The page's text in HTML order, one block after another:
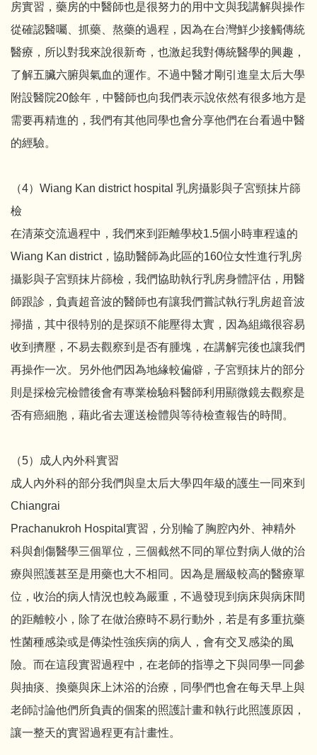
房實習，藥房的中醫師也是很努力的用中文與我講解與操作
從確認醫囑、抓藥、熬藥的過程，因為在台灣鮮少接觸傳統
醫療，所以對我來說很新奇，也激起我對傳統醫學的興趣，
了解五臟六腑與氣血的運作。不過中醫才剛引進皇太后大學
附設醫院20餘年，中醫師也向我們表示說依然有很多地方是
需要再精進的，我們有其他同學也會分享他們在台看過中醫
的經驗。
（4）Wiang Kan district hospital 乳房攝影與子宮頸抹片篩
檢
在清萊交流過程中，我們來到距離學校1.5個小時車程遠的
Wiang Kan district，協助醫師為此區的160位女性進行乳房
攝影與子宮頸抹片篩檢，我們協助執行乳房身體評估，用醫
師跟診，負責超音波的醫師也有讓我們嘗試執行乳房超音波
掃描，其中很特別的是探頭不能壓得太實，因為組織很容易
收到擠壓，不易去觀察到是否有腫塊，在講解完後也讓我們
再操作一次。另外他們因為地緣較偏僻，子宮頸抹片的部分
則是採檢完檢體後會有專業檢驗科醫師利用顯微鏡去觀察是
否有癌細胞，藉此省去運送檢體與等待檢查報告的時間。
（5）成人內外科實習
成人內外科的部分我們與皇太后大學四年級的護生一同來到
Chiangrai
Prachanukroh Hospital實習，分別輪了胸腔內外、神精外
科與創傷醫學三個單位，三個截然不同的單位對病人做的治
療與照護甚至是用藥也大不相同。因為是層級較高的醫療單
位，收治的病人情況也較為嚴重，不過發現到病床與病床間
的距離較小，除了在做治療時不易行動外，若是有多重抗藥
性菌種感染或是傳染性強疾病的病人，會有交叉感染的風
險。而在這段實習過程中，在老師的指導之下與同學一同參
與抽痰、換藥與床上沐浴的治療，同學們也會在每天早上與
老師討論他們所負責的個案的照護計畫和執行此照護原因，
讓一整天的實習過程更有計畫性。